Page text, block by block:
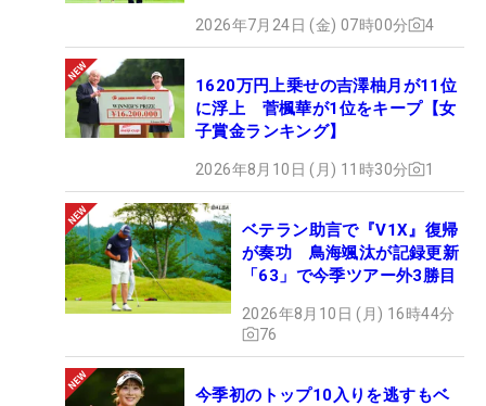
2026年7月24日 (金) 07時00分 4
1620万円上乗せの吉澤柚月が11位
に浮上 菅楓華が1位をキープ【女
子賞金ランキング】
2026年8月10日 (月) 11時30分 1
ベテラン助言で『V1X』復帰
が奏功 鳥海颯汰が記録更新
「63」で今季ツアー外3勝目
2026年8月10日 (月) 16時44分
76
今季初のトップ10入りを逃すもベ